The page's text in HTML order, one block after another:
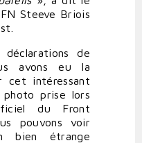
Steeve Briois
déclarations de
avons eu la
cet intéressant
prise lors
du Front
pouvons voir
bien étrange